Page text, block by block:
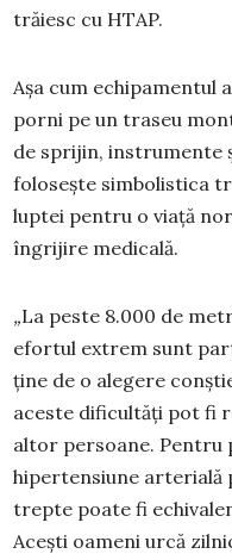
trăiesc cu HTAP.
Așa cum echipamentul
porni pe un traseu
de sprijin, instrumente
folosește simbolistica
luptei pentru o viață
îngrijire medicală.
„La peste 8.000 de
efortul extrem sunt
ține de o alegere
aceste dificultăți pot fi
altor persoane. Pentru
hipertensiune arterială
trepte poate fi
Acești oameni urcă